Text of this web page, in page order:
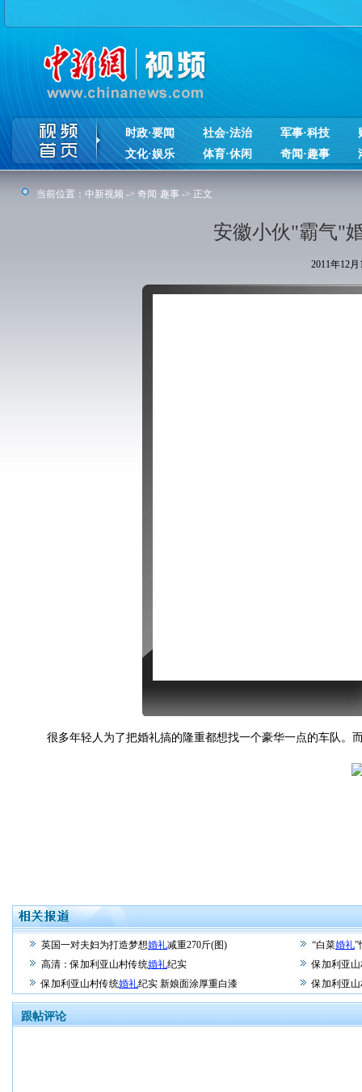
时政·要闻 社会·法治 军事·科技
文化·娱乐
体育·休闲 奇闻·趣事
当前位置： 中新视频 -> 奇闻·趣事 -> 正文
安徽小伙"霸气"
2011年12
很多年轻人为了把婚礼搞的隆重都想找一个豪华一点的车队。
英国一对夫妇为打造梦想婚礼减重270斤(图) “白菜婚礼”
高清：保加利亚山村传统婚礼纪实
保加利亚
保加利亚山村传统婚礼纪实 新娘面涂厚重白漆 保加利亚
跟帖评论